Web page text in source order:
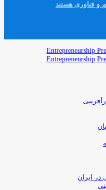
و فناوری هستند
در ایران